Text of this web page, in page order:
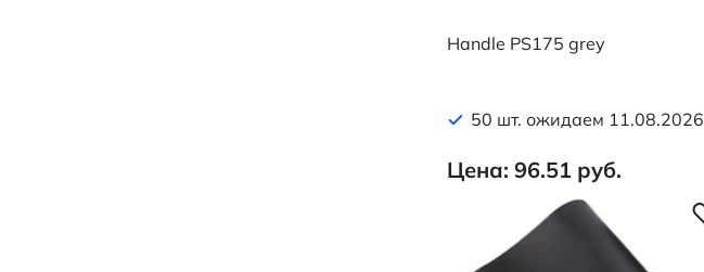
Handle PS175 grey
50 шт. ожидаем 11.08.2026
Цена: 96.51 руб.